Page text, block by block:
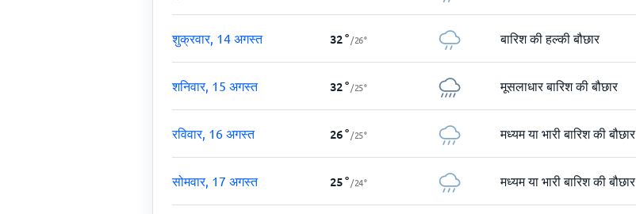
शुक्रवार, 14 अगस्त 32° /26° बारिश की हल्की बौछार
शनिवार, 15 अगस्त 32° /25° मूसलाधार बारिश की बौछार
रविवार, 16 अगस्त 26° /25° मध्यम या भारी बारिश की बौछार
सोमवार, 17 अगस्त 25° /24° मध्यम या भारी बारिश की बौछार